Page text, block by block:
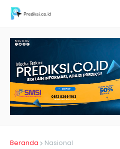
Beranda Nasional